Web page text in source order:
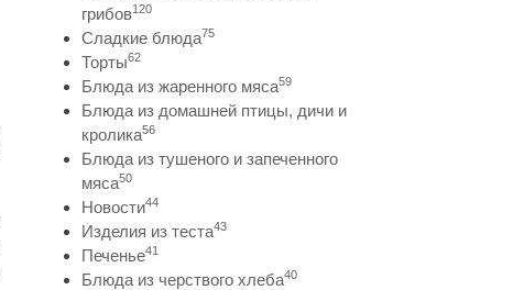
грибов120
Сладкие блюда75
Торты62
Блюда из жаренного мяса59
Блюда из домашней птицы, дичи и
кролика56
Блюда из тушеного и запеченного
мяса50
Новости44
Изделия из теста43
Печенье41
Блюда из черствого хлеба40